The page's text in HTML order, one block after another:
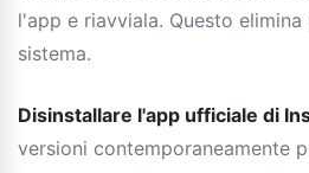
l'app e riavviala. Questo
sistema.
Disinstallare l'app ufficiale di
versioni contemporaneamente